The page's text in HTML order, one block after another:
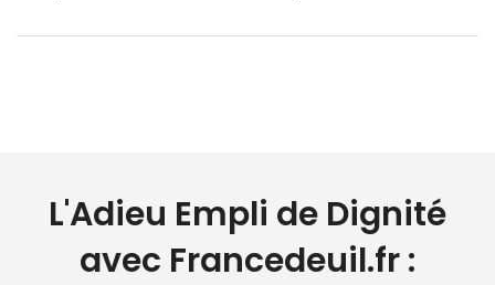
L'Adieu Empli de Dignité
avec Francedeuil.fr :